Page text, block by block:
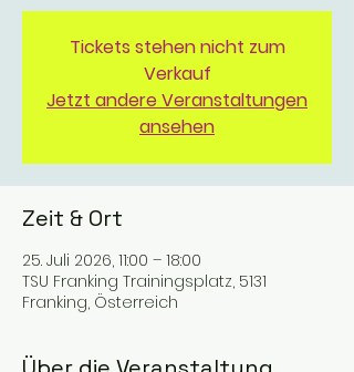
Tickets stehen nicht zum
Verkauf
Jetzt andere Veranstaltungen
ansehen
Zeit & Ort
25. Juli 2026, 11:00 – 18:00
TSU Franking Trainingsplatz, 5131
Franking, Österreich